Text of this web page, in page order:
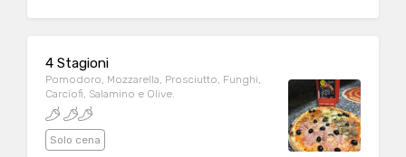
4 Stagioni
Pomodoro, Mozzarella, Prosciutto, Funghi,
Carciofi, Salamino e Olive.
Solo cena